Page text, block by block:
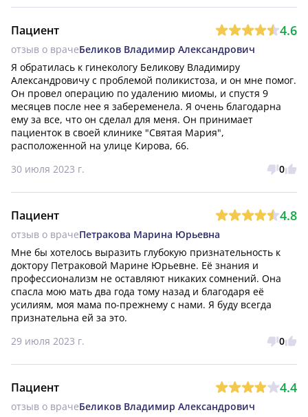
4.6
Пациент
отзыв о врачеБеликов Владимир Александрович
Я обратилась к гинекологу Беликову Владимиру
Александровичу с проблемой поликистоза, и он мне помог.
Он провел операцию по удалению миомы, и спустя 9
месяцев после нее я забеременела. Я очень благодарна
ему за все, что он сделал для меня. Он принимает
пациенток в своей клинике "Святая Мария",
расположенной на улице Кирова, 66.
30 июля 2023 г.
0
4.8
Пациент
отзыв о врачеПетракова Марина Юрьевна
Мне бы хотелось выразить глубокую признательность к
доктору Петраковой Марине Юрьевне. Её знания и
профессионализм не оставляют никаких сомнений. Она
спасла мою мать два года тому назад и благодаря её
усилиям, моя мама по-прежнему с нами. Я буду всегда
признательна ей за это.
29 июля 2023 г.
0
4.4
Пациент
отзыв о врачеБеликов Владимир Александрович